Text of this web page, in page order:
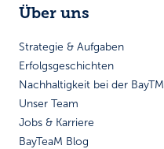
Über uns
Strategie & Aufgaben
Erfolgsgeschichten
Nachhaltigkeit bei der BayTM
Unser Team
Jobs & Karriere
BayTeaM Blog